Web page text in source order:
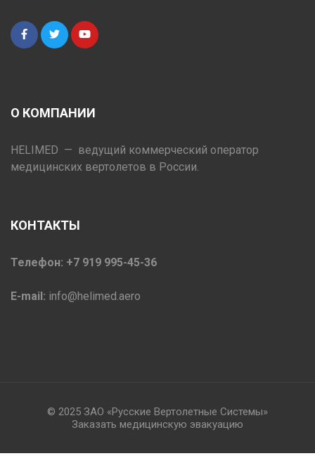
О КОМПАНИИ
HELIMED — ведущий коммерческий оператор
медицинских вертолетов в России.
КОНТАКТЫ
Телефон: +7 919 995-45-36
E-mail: info@helimed.aero
© 2025 ЗАО «Русские Вертолетные Системы»
Заказать медицинскую эвакуацию